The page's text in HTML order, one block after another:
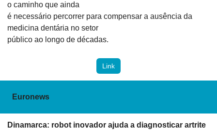
o caminho que ainda
é necessário percorrer para compensar a ausência da
medicina dentária no setor
público ao longo de décadas.
Link
Euronews
Dinamarca: robot inovador ajuda a diagnosticar artrite